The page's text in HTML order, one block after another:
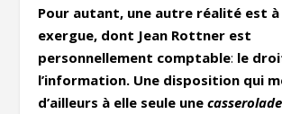
Pour autant, une autre réalité est
exergue, dont Jean Rottner est
personnellement comptable: le
l’information. Une disposition qui
d’ailleurs à elle seule unecasserolade